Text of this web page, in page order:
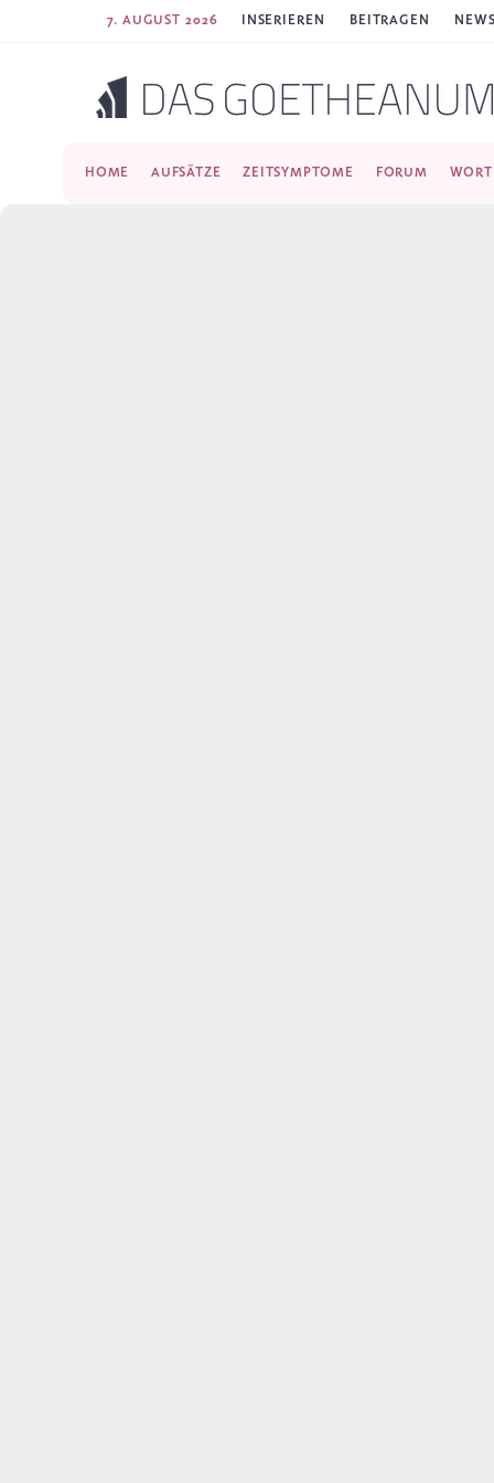
7. AUGUST 2026 INSERIEREN BEITRAGEN
HOME AUFSÄTZE ZEITSYMPTOME FORUM